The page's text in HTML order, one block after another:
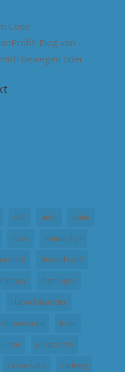
Blog von
bewegen oder
AfD auto bahn
buch bundesliga
deutschland
Fantasy flamingos
Habeck4Kanzler
klimawandel krimi
natur pastpuzzle
radverkehr radweg